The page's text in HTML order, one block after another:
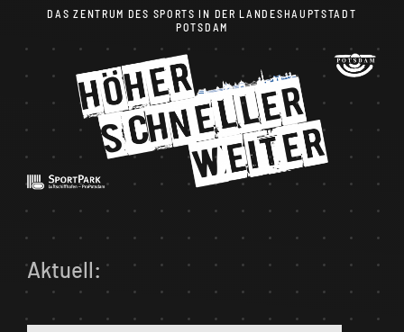
DAS ZENTRUM DES SPORTS IN DER LANDESHAUPTSTADT
POTSDAM
Aktuell: